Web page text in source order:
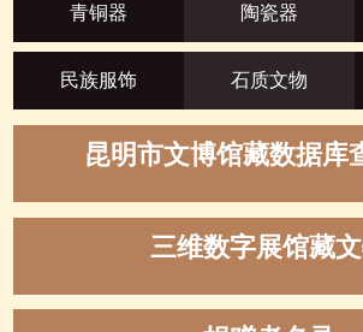
青铜器 陶瓷器
民族服饰 石质文物
昆明市文博馆藏数据库
三维数字展馆藏